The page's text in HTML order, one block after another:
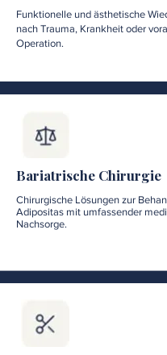
Funktionelle und ästhetische
nach Trauma, Krankheit oder
Operation.
Bariatrische Chirurgie
Chirurgische Lösungen zur
Adipositas mit umfassender
Nachsorge.